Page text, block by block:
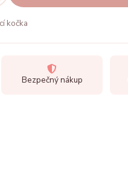
kočka
Bezpečný nákup